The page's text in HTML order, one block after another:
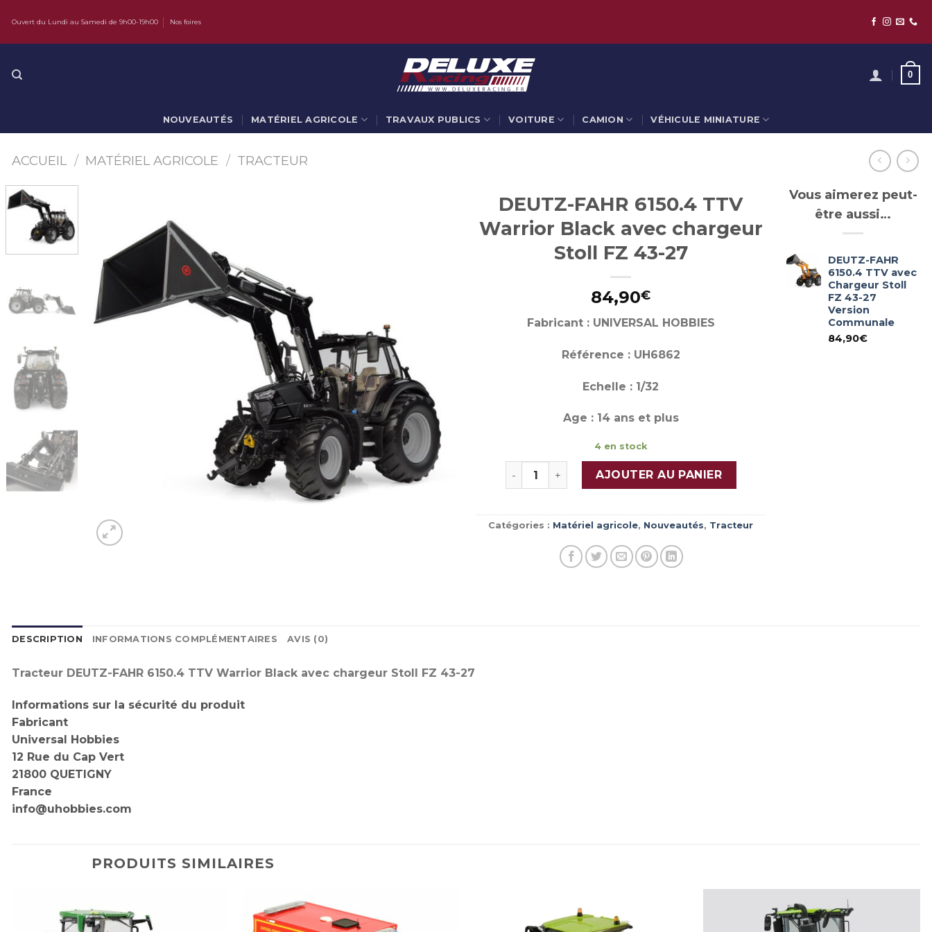
content
Ouvert du Lundi au Samedi de 9h00-19h00 Nos foires
0
NOUVEAUTÉS MATÉRIEL AGRICOLE TRAVAUX PUBLICS VOITURE CAMION VÉHICULE MINIATURE
ACCUEIL / MATÉRIEL AGRICOLE / TRACTEUR
DEUTZ-FAHR 6150.4 TTV
Warrior Black avec chargeur
Stoll FZ 43-27
84,90€
Fabricant : UNIVERSAL HOBBIES
Référence : UH6862
Echelle : 1/32
Age : 14 ans et plus
4 en stock
quantité de DEUTZ-FAHR 6150.4 TTV Warrior Black avec chargeur Stoll FZ 43-
AJOUTER AU PANIER
Catégories : Matériel agricole, Nouveautés, Tracteur
Vous aimerez peut-
être aussi…
DEUTZ-FAHR
6150.4 TTV avec
Chargeur Stoll
FZ 43-27
Version
Communale
84,90€
DESCRIPTION INFORMATIONS COMPLÉMENTAIRES AVIS (0)
Tracteur DEUTZ-FAHR 6150.4 TTV Warrior Black avec chargeur Stoll FZ 43-27
Informations sur la sécurité du produit
Fabricant
Universal Hobbies
12 Rue du Cap Vert
21800 QUETIGNY
France
info@uhobbies.com
PRODUITS SIMILAIRES